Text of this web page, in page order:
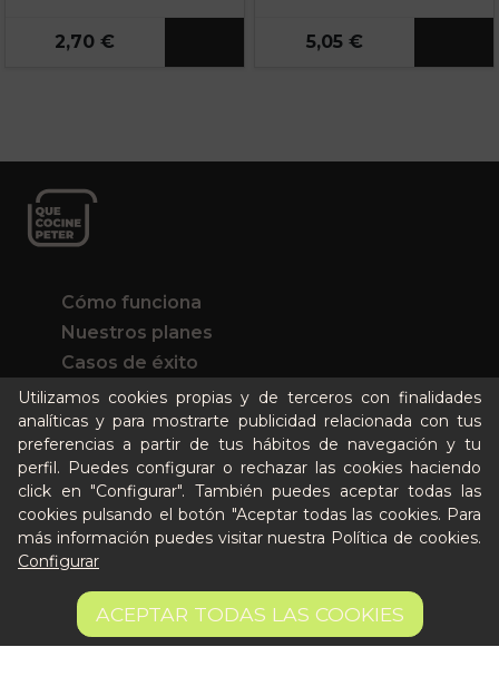
5,75 € AÑADIR A LA CESTA
2,70 € 5,05 €
Utilizamos cookies propias y de terceros con finalidades
analíticas y para mostrarte publicidad relacionada con tus
preferencias a partir de tus hábitos de navegación y tu
perfil. Puedes configurar o rechazar las cookies haciendo
click en "Configurar". También puedes aceptar todas las
cookies pulsando el botón "Aceptar todas las cookies. Para
más información puedes visitar nuestra Política de cookies.
Configurar
ACEPTAR TODAS LAS COOKIES
Cómo funciona
Nuestros planes
Casos de éxito
Soy un particular
Quién es Peter
Recursos / Blog
Cultura
Llámanos al 644 52 51 02
Escríbenos al Whatsapp
Escríbenos al correo
De lunes a viernes de 8:30 a 14:00